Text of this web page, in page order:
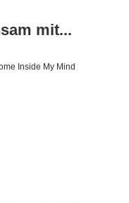
mit...
Inside My Mind